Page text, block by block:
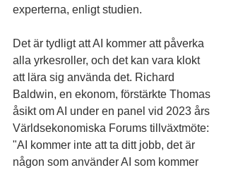
experterna, enligt studien.
Det är tydligt att AI kommer att påverka
alla yrkesroller, och det kan vara klokt
att lära sig använda det. Richard
Baldwin, en ekonom, förstärkte Thomas
åsikt om AI under en panel vid 2023 års
Världsekonomiska Forums tillväxtmöte:
"AI kommer inte att ta ditt jobb, det är
någon som använder AI som kommer